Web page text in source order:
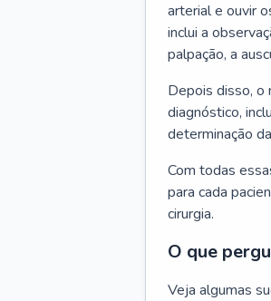
arterial e ouvir
inclui a
palpação, a
Depois disso, o
diagnóstico,
determinação
Com todas
para cada
cirurgia.
O que
Veja algumas